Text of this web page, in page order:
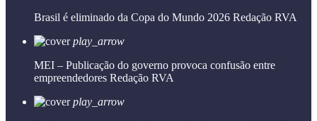
Brasil é eliminado da Copa do Mundo 2026 Redação RVA
play_arrow
MEI – Publicação do governo provoca confusão entre
empreendedores Redação RVA
play_arrow